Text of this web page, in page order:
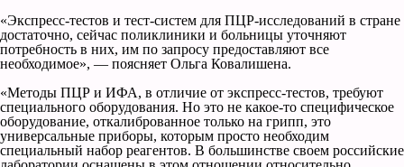
«Экспресс-тестов и тест-систем для ПЦР-исследований в стране
достаточно, сейчас поликлиники и больницы уточняют
потребность в них, им по запросу предоставляют все
необходимое», — поясняет Ольга Ковалишена.
«Методы ПЦР и ИФА, в отличие от экспресс-тестов, требуют
специального оборудования. Но это не какое-то специфическое
оборудование, откалиброванное только на грипп, это
универсальные приборы, которым просто необходим
специальный набор реагентов. В большинстве своем российские